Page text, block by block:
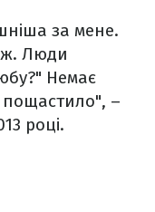
за мене.
ж. Люди
Немає
пощастило", –
році.